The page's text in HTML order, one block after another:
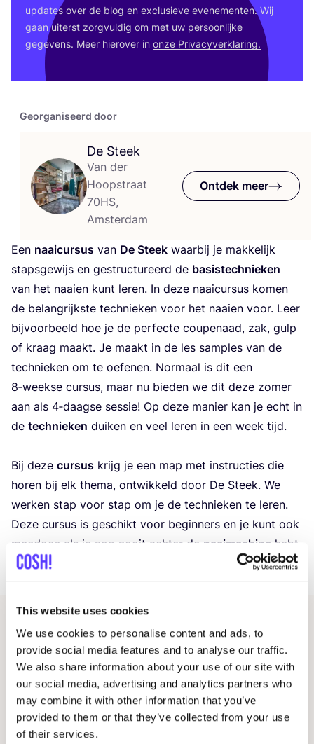
This website uses cookies
We use cookies to personalise content and ads, to
provide social media features and to analyse our traffic.
We also share information about your use of our site with
our social media, advertising and analytics partners who
may combine it with other information that you’ve
provided to them or that they’ve collected from your use
of their services.
Georganiseerd door
De Steek
Van der
Hoopstraat
70HS,
Amsterdam
Ontdek meer
Een naai­cur­sus van De Steek waar­bij je mak­ke­lijk
staps­ge­wijs en gestruc­tu­reerd de basis­tech­nie­ken
van het naai­en kunt leren. In deze naai­cur­sus komen
de belang­rijk­ste tech­nie­ken voor het naai­en voor. Leer
bij­voor­beeld hoe je de per­fec­te cou­pe­naad, zak, gulp
of kraag maakt. Je maakt in de les sam­ples van de
tech­nie­ken om te oefe­nen. Nor­maal is dit een
8‑weekse cur­sus, maar nu bie­den we dit deze zomer
aan als 4‑daagse ses­sie! Op deze manier kan je echt in
de tech­nie­ken dui­ken en veel leren in een week tijd.
Bij deze cur­sus krijg je een map met instruc­ties die
horen bij elk the­ma, ont­wik­keld door De Steek. We
wer­ken stap voor stap om je de tech­nie­ken te leren.
Deze cur­sus is geschikt voor begin­ners en je kunt ook
mee­doen als je nog nooit ach­ter de naai­ma­chi­ne hebt
geze­ten of alleen paar klei­ne pro­ject­jes hebt gedaan.
upda­tes over de blog en exclu­sie­ve eve­ne­men­ten. Wij
gaan uiterst zorg­vul­dig om met uw per­soon­lij­ke
gege­vens. Meer hier­over in onze Pri­va­cy­ver­kla­ring.
Gerelateerde evenementen